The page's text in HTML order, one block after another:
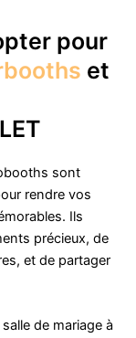
pour
et
sont
rendre vos
Ils
précieux, de
et de partager
de mariage à